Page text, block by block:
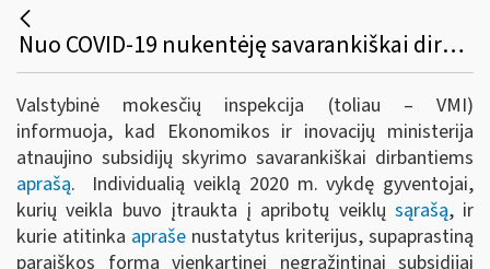
Nuo COVID-19 nukentėję savarankiškai dirbantys gyventojai iki lapkričio 22 d. gali teikti paraiškas subsidijai gauti
Valstybinė mokesčių inspekcija (toliau – VMI)
informuoja, kad Ekonomikos ir inovacijų ministerija
atnaujino subsidijų skyrimo savarankiškai dirbantiems
aprašą. Individualią veiklą 2020 m. vykdę gyventojai,
kurių veikla buvo įtraukta į apribotų veiklų sąrašą, ir
kurie atitinka apraše nustatytus kriterijus, supaprastiną
paraiškos formą vienkartinei negrąžintinai subsidijai